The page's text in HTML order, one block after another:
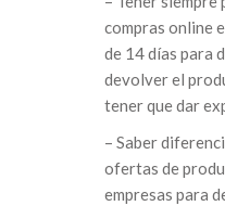
compras online
de 14 días para
devolver el
tener que dar
– Saber
ofertas de
empresas para